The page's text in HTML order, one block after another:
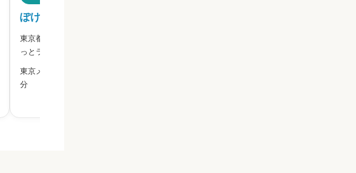
ぽけっとランド本郷保育園
東京都文京区にある認可保育園に分類されるぽけ
っとランド本郷保育園の良いクチコミ・悪いクチ
東京メトロ丸ノ内線「本郷三丁目駅」から徒歩8
分